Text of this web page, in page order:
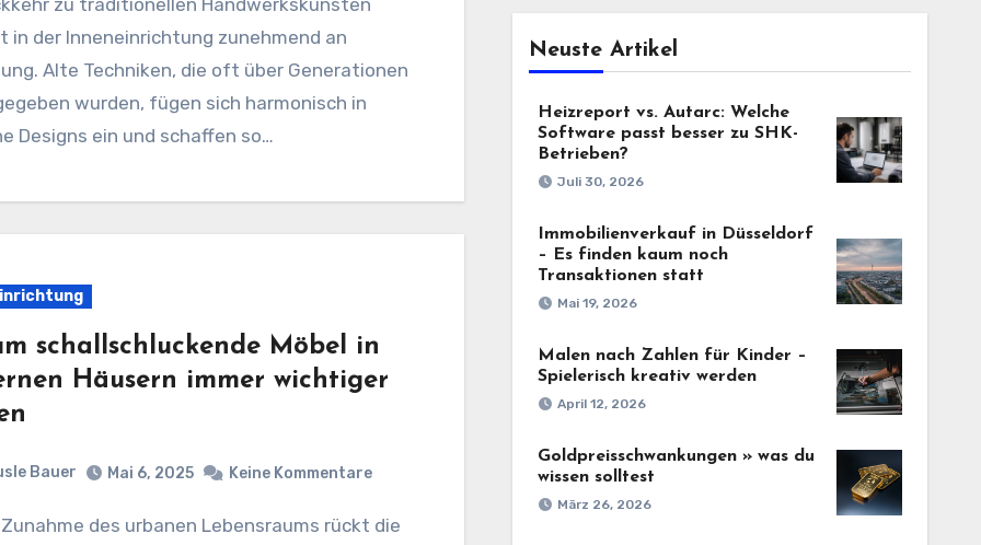
in der Inneneinrichtung zunehmend an
Alte Techniken, die oft über Generationen
wurden, fügen sich harmonisch in
Designs ein und schaffen so…
schallschluckende Möbel in
Häusern immer wichtiger
Bauer Mai 6, 2025 Keine Kommentare
Neuste Artikel
Heizreport vs. Autarc: Welche
Software passt besser zu SHK-
Betrieben?
Juli 30, 2026
Immobilienverkauf in Düsseldorf
– Es finden kaum noch
Transaktionen statt
Mai 19, 2026
Malen nach Zahlen für Kinder –
Spielerisch kreativ werden
April 12, 2026
Goldpreisschwankungen » was du
wissen solltest
März 26, 2026